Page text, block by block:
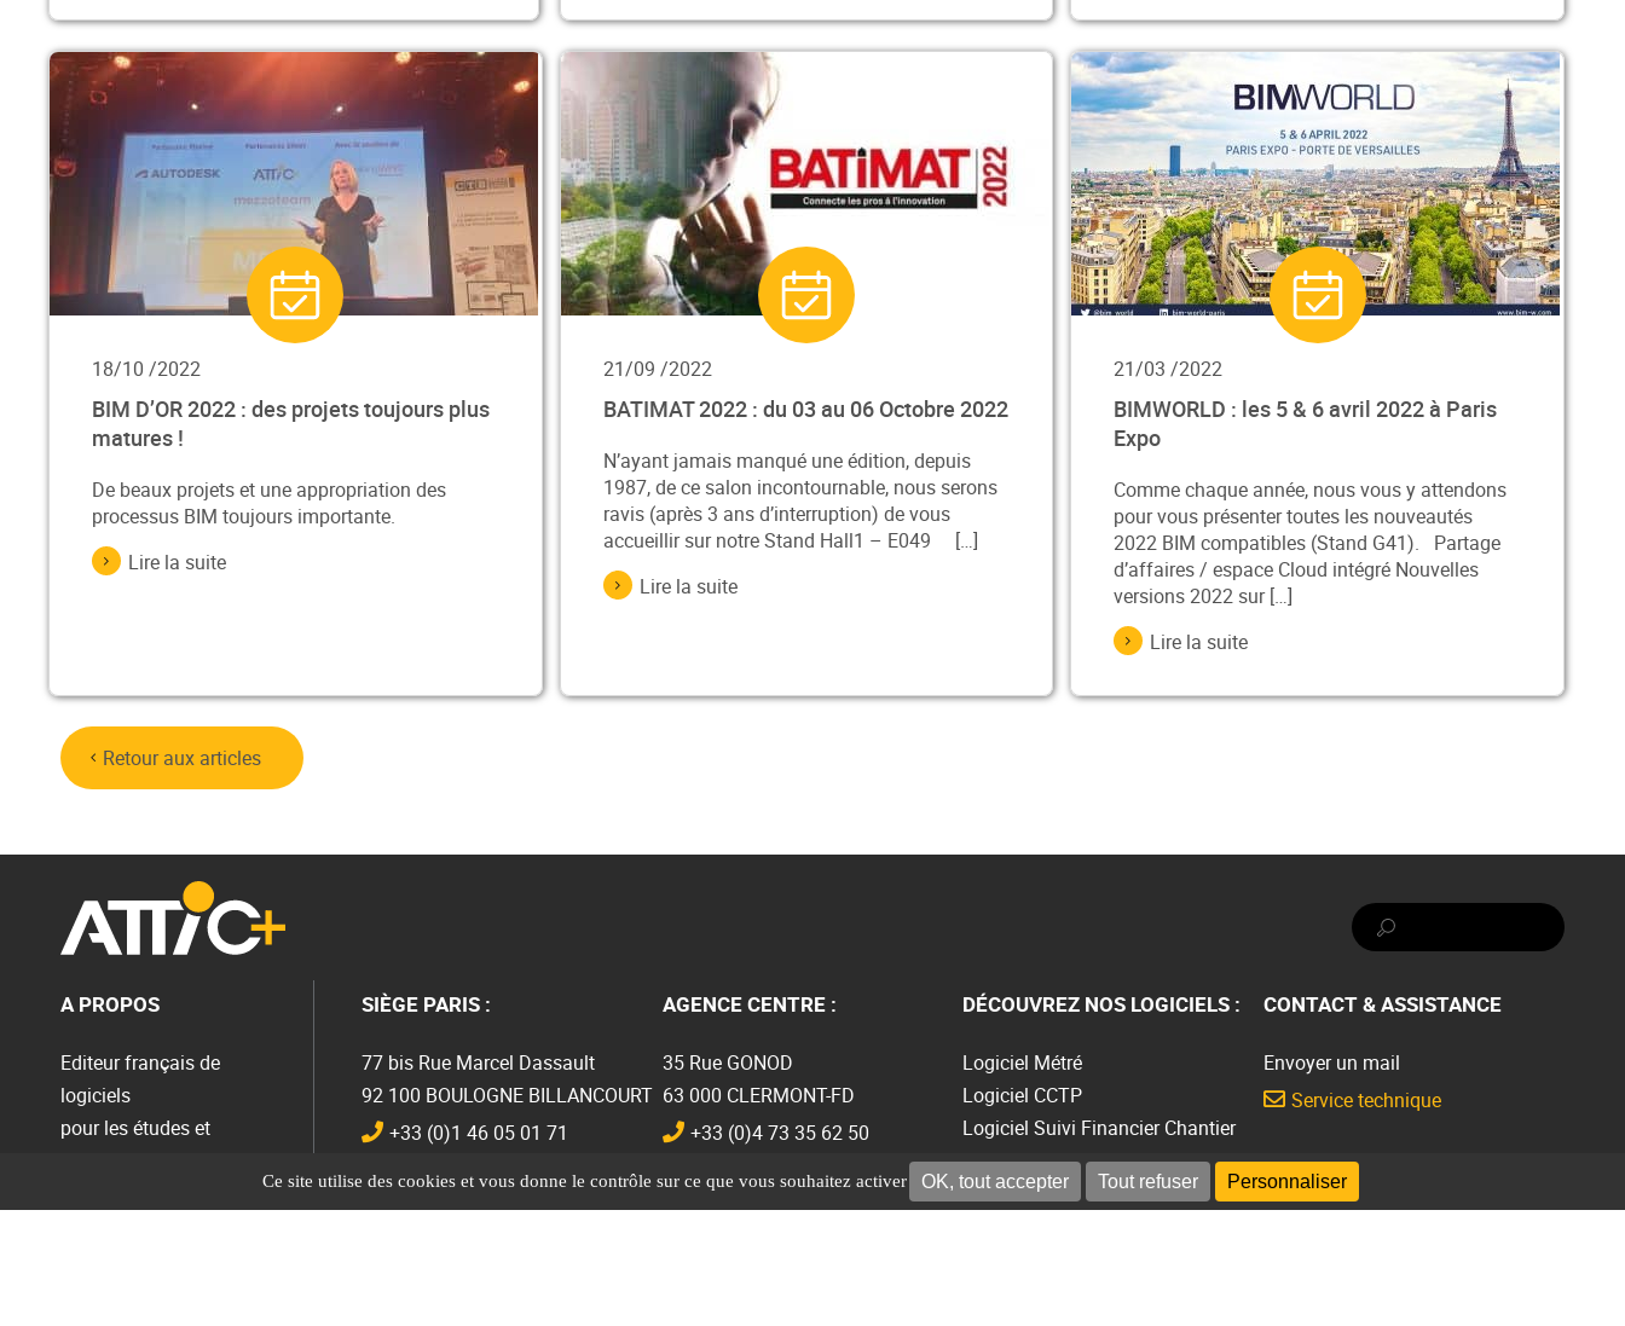
Ce site utilise des cookies et vous donne le contrôle sur ce que vous souhaitez activer OK, tout accepter Tout refuser Personnaliser
18/10 /2022
BIM D’OR 2022 : des projets toujours plus
matures !
De beaux projets et une appropriation des
processus BIM toujours importante.
Lire la suite
21/09 /2022
BATIMAT 2022 : du 03 au 06 Octobre 2022
N’ayant jamais manqué une édition, depuis
1987, de ce salon incontournable, nous serons
ravis (après 3 ans d’interruption) de vous
accueillir sur notre Stand Hall1 – E049 […]
Lire la suite
21/03 /2022
BIMWORLD : les 5 & 6 avril 2022 à Paris
Expo
Comme chaque année, nous vous y attendons
pour vous présenter toutes les nouveautés
2022 BIM compatibles (Stand G41). Partage
d’affaires / espace Cloud intégré Nouvelles
versions 2022 sur […]
Lire la suite
Retour aux articles
Rechercher :
A PROPOS
Editeur français de
logiciels
pour les études et
SIÈGE PARIS :
77 bis Rue Marcel Dassault
92 100 BOULOGNE BILLANCOURT
+33 (0)1 46 05 01 71
Envoyer un mail
AGENCE CENTRE :
35 Rue GONOD
63 000 CLERMONT-FD
+33 (0)4 73 35 62 50
DÉCOUVREZ NOS LOGICIELS :
Logiciel Métré
Logiciel CCTP
Logiciel Suivi Financier Chantier
Logiciel BIM
Plugin Revit
CONTACT & ASSISTANCE
Envoyer un mail
Service technique
Présentation gratuite
Demander une présentation